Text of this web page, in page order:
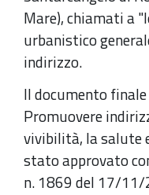
Mare), chiamati a
urbanistico
indirizzo.
Il documento
Promuovere
vivibilità, la salute
stato approvato
n. 1869 del 17/